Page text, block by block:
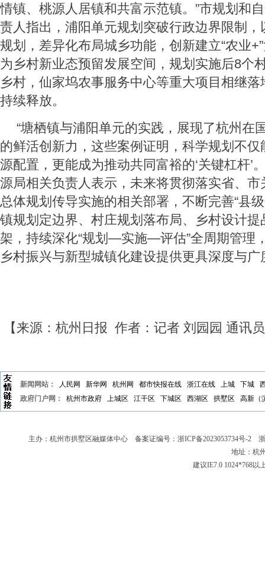
情镇、桃源人居镇和共富示范镇。”市规划和
责人指出，浦阳单元规划突破行政边界限制
规划，差异化布局城乡功能，创新建立“农业
为乡村新业态预留发展空间，规划实施后8个
乡村，仙家坞农事服务中心等重大项目相继
持续释放。
“塘栖镇与浦阳单元的实践，展现了杭州在
的鲜活创新力，这些案例证明，科学规划不
源配置，更能成为推动共同富裕的‘关键杠杆’
源局相关负责人表示，未来将贯彻落实省、
总体规划传导实施的相关部署，不断完善“县
镇规划定边界、村庄规划落布局、乡村设计提
架，持续深化“规划—实施—评估”全周期管理
乡村振兴与新型城镇化建设提供更具深度与
【来源：杭州日报 作者：记者 刘园园 通讯
新闻网站： 人民网 新华网 杭州网 都市快报在线 浙江在线 上城 下城
政府门户网：
杭州市政府 上城区 江干区 下城区 西湖区 拱墅区 高新（
主办：杭州市拱墅区融媒体中心 备案证编号： 浙ICP备2023053734号-2 浙
地址：杭
建议IE7.0 1024*768